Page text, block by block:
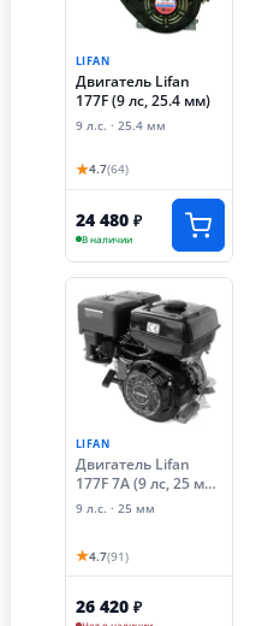
LIFAN
Двигатель Lifan
177F (9 лс, 25.4 мм)
9 л.с. · 25.4 мм
★4.7(64)
24 480 ₽
В наличии
LIFAN
Двигатель Lifan
177F 7А (9 лс, 25 мм,
катушка 7А,
9 л.с. · 25 мм
★4.7(91)
26 420 ₽